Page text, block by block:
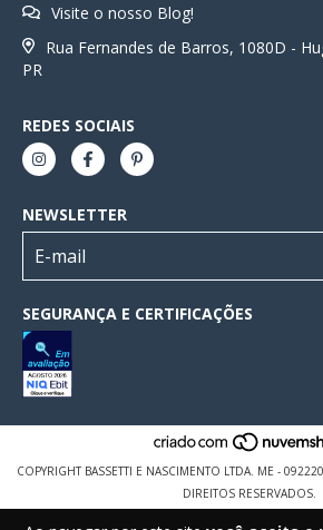
Visite o nosso Blog!
Rua Fernandes de Barros, 1080D -
PR
REDES SOCIAIS
NEWSLETTER
SEGURANÇA E CERTIFICAÇÕES
COPYRIGHT BASSETTI E NASCIMENTO LTDA. ME -
DIREITOS RESERVADOS.